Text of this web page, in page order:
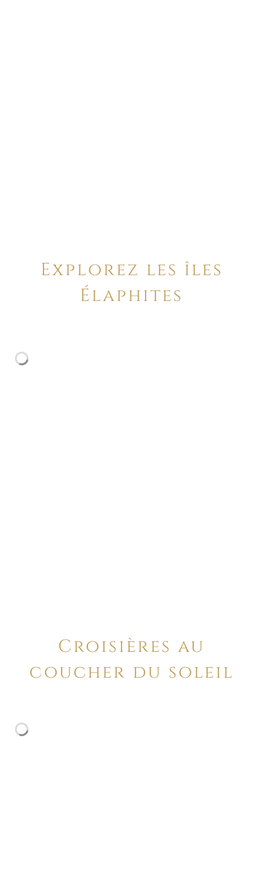
Explorez les îles
Élaphites
Croisières au
coucher du soleil